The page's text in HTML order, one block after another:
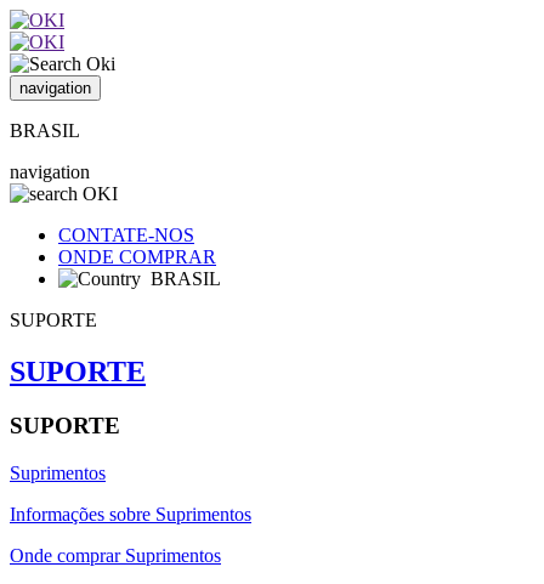
navigation
BRASIL
navigation
CONTATE-NOS
ONDE COMPRAR
BRASIL
SUPORTE
SUPORTE
SUPORTE
Suprimentos
Informações sobre Suprimentos
Onde comprar Suprimentos